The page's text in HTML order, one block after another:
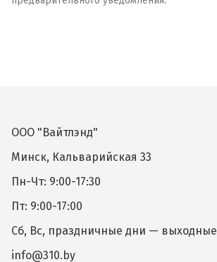
ООО "Вайтлэнд"
Минск, Кальварийская 33
Пн-Чт: 9:00-17:30
Пт: 9:00-17:00
Сб, Вс, праздничные дни — выходные
info@310.by